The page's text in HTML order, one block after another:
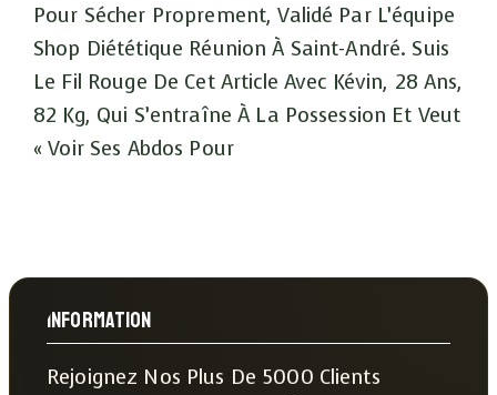
Pour Sécher Proprement, Validé Par L’équipe
Shop Diététique Réunion À Saint-André. Suis
Le Fil Rouge De Cet Article Avec Kévin, 28 Ans,
82 Kg, Qui S’entraîne À La Possession Et Veut
« Voir Ses Abdos Pour
Information
Rejoignez Nos Plus De 5000 Clients